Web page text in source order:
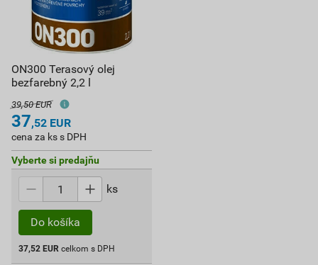
ON300 Terasový olej
bezfarebný 2,2 l
39,50 EUR
37,52 EUR
cena za ks s DPH
Vyberte si predajňu
ks
Do košíka
37,52 EUR celkom s DPH